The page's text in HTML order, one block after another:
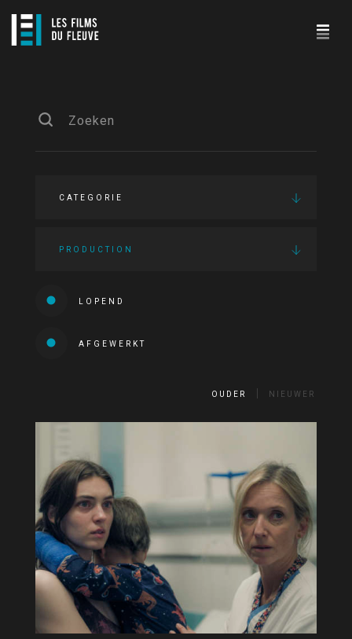
CATEGORIE
PRODUCTION
LOPEND
AFGEWERKT
OUDER NIEUWER